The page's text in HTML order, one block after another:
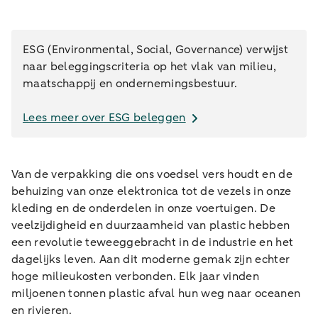
ESG (Environmental, Social, Governance) verwijst
naar beleggingscriteria op het vlak van milieu,
maatschappij en ondernemingsbestuur.
Lees meer over ESG beleggen
Van de verpakking die ons voedsel vers houdt en de
behuizing van onze elektronica tot de vezels in onze
kleding en de onderdelen in onze voertuigen. De
veelzijdigheid en duurzaamheid van plastic hebben
een revolutie teweeggebracht in de industrie en het
dagelijks leven. Aan dit moderne gemak zijn echter
hoge milieukosten verbonden. Elk jaar vinden
miljoenen tonnen plastic afval hun weg naar oceanen
en rivieren.